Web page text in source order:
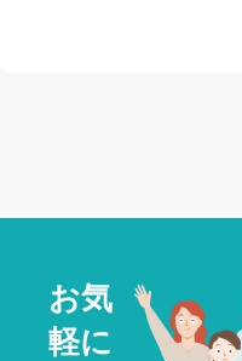
お気
軽に